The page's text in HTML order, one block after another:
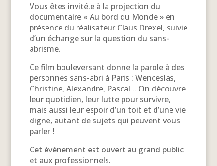
Vous êtes invité.e à la projection du
documentaire « Au bord du Monde » en
présence du réalisateur Claus Drexel, suivie
d’un échange sur la question du sans-
abrisme.
Ce film bouleversant donne la parole à des
personnes sans-abri à Paris : Wenceslas,
Christine, Alexandre, Pascal… On découvre
leur quotidien, leur lutte pour survivre,
mais aussi leur espoir d’un toit et d’une vie
digne, autant de sujets qui peuvent vous
parler !
Cet événement est ouvert au grand public
et aux professionnels.